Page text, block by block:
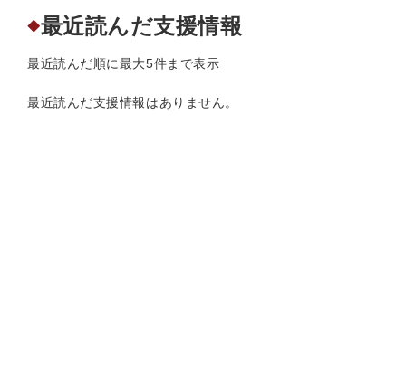
◆最近読んだ支援情報
最近読んだ順に最大5件まで表示
最近読んだ支援情報はありません。